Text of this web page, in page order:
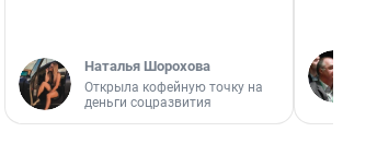
Наталья Шорохова
Открыла кофейную точку на
деньги соцразвития